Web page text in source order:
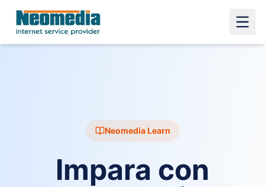
Neomedia Learn
Impara con